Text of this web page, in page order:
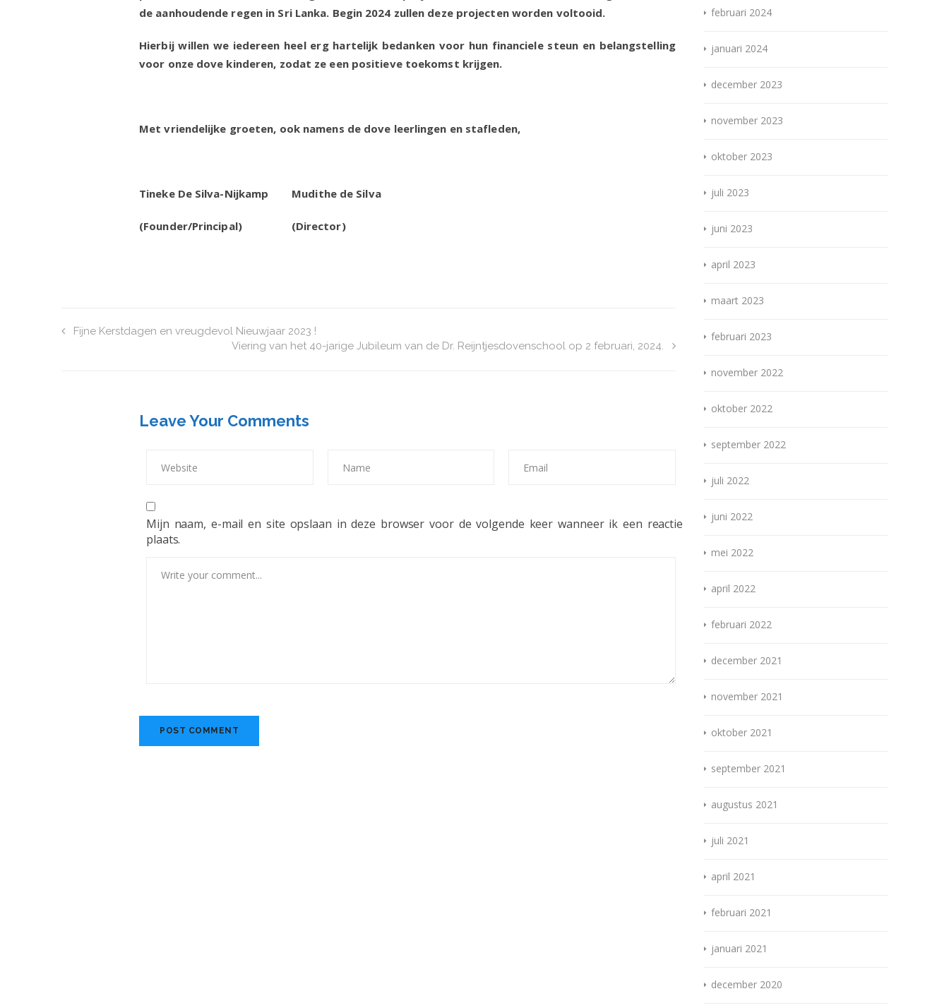
de aanhoudende regen in Sri Lanka. Begin 2024 zullen deze projecten worden voltooid.
Hierbij willen we iedereen heel erg hartelijk bedanken voor hun financiele steun en belangstelling
voor onze dove kinderen, zodat ze een positieve toekomst krijgen.
Met vriendelijke groeten, ook namens de dove leerlingen en stafleden,
Tineke De Silva-Nijkamp Mudithe de Silva
(Founder/Principal) (Director)
Fijne Kerstdagen en vreugdevol Nieuwjaar 2023 !
Viering van het 40-jarige Jubileum van de Dr. Reijntjesdovenschool op 2 februari, 2024.
Leave Your Comments
Mijn naam, e-mail en site opslaan in deze browser voor de volgende keer wanneer ik een reactie
plaats.
februari 2024
januari 2024
december 2023
november 2023
oktober 2023
juli 2023
juni 2023
april 2023
maart 2023
februari 2023
november 2022
oktober 2022
september 2022
juli 2022
juni 2022
mei 2022
april 2022
februari 2022
december 2021
november 2021
oktober 2021
september 2021
augustus 2021
juli 2021
april 2021
februari 2021
januari 2021
december 2020